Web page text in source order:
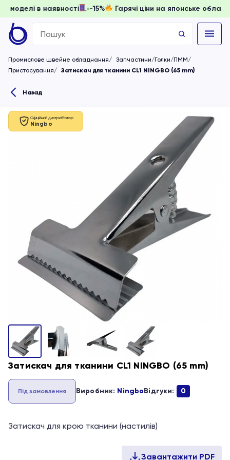
доки моделі в наявності -15% Гарячі ціни на японське
Search
for:
Промислове швейне обладнання
Запчастини/Голки/ПММ
Пристосування
Затискач для тканини CL1 NINGBO (65 mm)
Назад
Офіційний дистриб'ютор
Ningbo
Затискач для тканини CL1 NINGBO (65 mm)
Під замовлення Виробник: NingboВідгуки: 0
Затискач для крою тканини (настилів)